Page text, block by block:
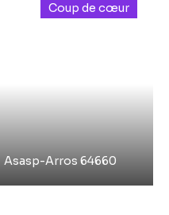
Asasp-Arros 64660
Coup de cœur